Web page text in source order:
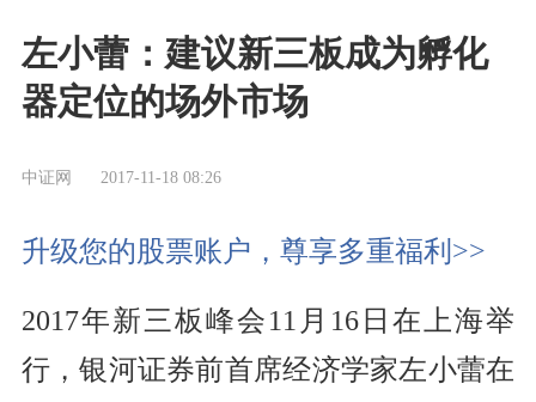
左小蕾：建议新三板成为孵化
器定位的场外市场
中证网 2017-11-18 08:26
升级您的股票账户，尊享多重福利>>
2017年新三板峰会11月16日在上海举
行，银河证券前首席经济学家左小蕾在